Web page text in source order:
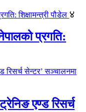
४
प्रगति:
एण्ड रिसर्च